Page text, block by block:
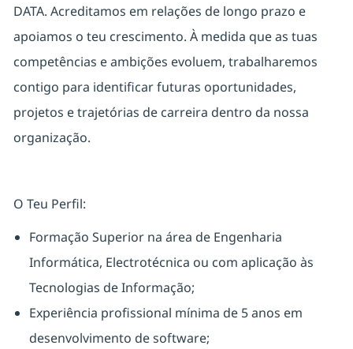
DATA. Acreditamos em relações de longo prazo e
apoiamos o teu crescimento. À medida que as tuas
competências e ambições evoluem, trabalharemos
contigo para identificar futuras oportunidades,
projetos e trajetórias de carreira dentro da nossa
organização.
O Teu Perfil:
Formação Superior na área de Engenharia
Informática, Electrotécnica ou com aplicação às
Tecnologias de Informação;
Experiência profissional mínima de 5 anos em
desenvolvimento de software;